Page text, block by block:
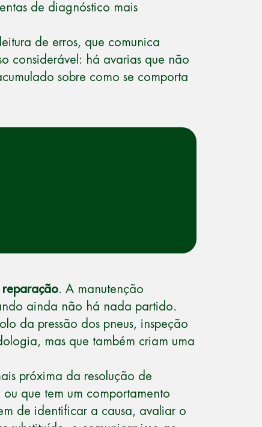
de diagnóstico mais
de erros, que comunica
considerável: há avarias que não
sobre como se comporta
reparação. A manutenção
ainda não há nada partido.
da pressão dos pneus, inspeção
mas que também criam uma
próxima da resolução de
que tem um comportamento
de identificar a causa, avaliar o